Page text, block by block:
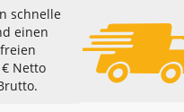
schnelle
einen
Netto